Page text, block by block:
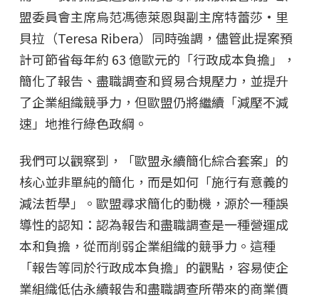
盟委員會主席烏范馮德萊恩與副主席特蕾莎·里
貝拉（Teresa Ribera）同時強調，儘管此提案預
計可節省每年約 63 億歐元的「行政成本負擔」，
簡化了報告、盡職調查和貿易合規壓力，並提升
了企業組織競爭力，但歐盟仍將繼續「減壓不減
速」地推行綠色政綱。
我們可以觀察到，「歐盟永續簡化綜合套案」的
核心並非單純的簡化，而是如何「施行有意義的
減法哲學」。歐盟尋求簡化的動機，源於一種誤
導性的認知：認為報告和盡職調查是一種營運成
本和負擔，從而削弱企業組織的競爭力。這種
「報告等同於行政成本負擔」的觀點，容易使企
業組織低估永續報告和盡職調查所帶來的商業價